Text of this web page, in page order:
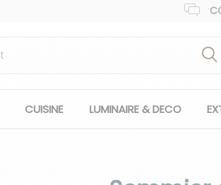
CUISINE LUMINAIRE & DECO